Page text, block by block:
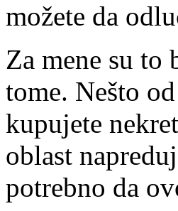
možete da
Za mene su to
tome. Nešto
kupujete
oblast
potrebno da